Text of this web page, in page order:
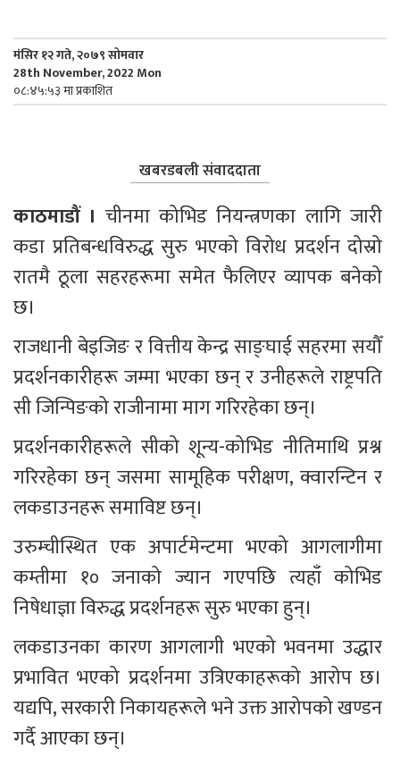
मंसिर १२ गते, २०७९ सोमवार
28th November, 2022 Mon
०८:४५:५३ मा प्रकाशित
खबरडबली संवाददाता
काठमाडौं । चीनमा कोभिड नियन्त्रणका लागि जारी
कडा प्रतिबन्धविरुद्ध सुरु भएको विरोध प्रदर्शन दोस्रो
रातमै ठूला सहरहरूमा समेत फैलिएर व्यापक बनेको
छ।
राजधानी बेइजिङ र वित्तीय केन्द्र साङ्घाई सहरमा सयौँ
प्रदर्शनकारीहरू जम्मा भएका छन् र उनीहरूले राष्ट्रपति
सी जिन्पिङको राजीनामा माग गरिरहेका छन्।
प्रदर्शनकारीहरूले सीको शून्य-कोभिड नीतिमाथि प्रश्न
गरिरहेका छन् जसमा सामूहिक परीक्षण, क्वारन्टिन र
लकडाउनहरू समाविष्ट छन्।
उरुम्चीस्थित एक अपार्टमेन्टमा भएको आगलागीमा
कम्तीमा १० जनाको ज्यान गएपछि त्यहाँ कोभिड
निषेधाज्ञा विरुद्ध प्रदर्शनहरू सुरु भएका हुन्।
लकडाउनका कारण आगलागी भएको भवनमा उद्धार
प्रभावित भएको प्रदर्शनमा उत्रिएकाहरूको आरोप छ।
यद्यपि, सरकारी निकायहरूले भने उक्त आरोपको खण्डन
गर्दै आएका छन्।